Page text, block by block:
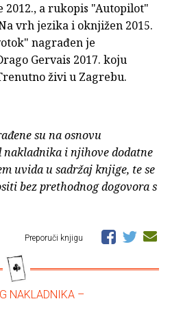
2012., a rukopis "Autopilot"
vrh jezika i oknjižen 2015.
nagrađen je
Gervais 2017. koju
živi u Zagrebu.
su na osnovu
i njihove dodatne
uvida u sadržaj knjige, te se
bez prethodnog dogovora s
Preporuči knjigu
NAKLADNIKA –